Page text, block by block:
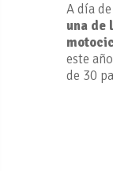
A día
una de
este
de 30